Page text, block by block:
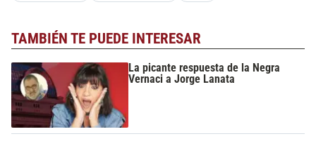
TAMBIÉN TE PUEDE INTERESAR
La picante respuesta de la Negra
Vernaci a Jorge Lanata